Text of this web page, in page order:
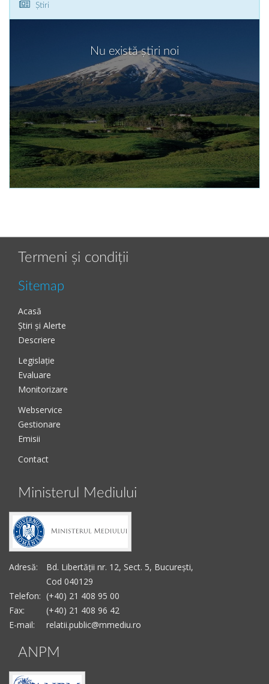
Știri
Nu există știri noi
Termeni și condiții
Sitemap
Acasă
Știri și Alerte
Descriere
Legislație
Evaluare
Monitorizare
Webservice
Gestionare
Emisii
Contact
Ministerul Mediului
Adresă:
Bd. Libertății nr. 12, Sect. 5, București,
Cod 040129
Telefon: (+40) 21 408 95 00
Fax:
(+40) 21 408 96 42
E-mail:
relatii.public@mmediu.ro
ANPM